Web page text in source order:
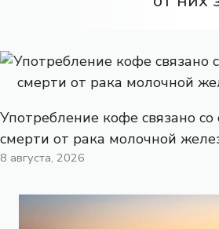
Употребление кофе связано
смерти от рака молочной
8 августа, 2026